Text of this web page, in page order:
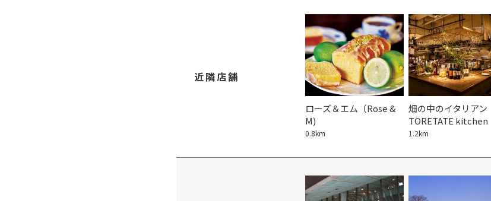
近隣店舗
ローズ＆エム（Rose &
M)
0.8km
畑の中のイタリアン
TORETATE kitchen
1.2km